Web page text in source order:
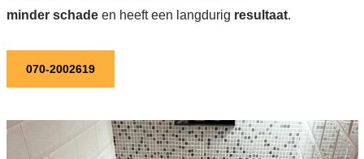
minder schadeen heeft een langdurig resultaat.
070-2002619